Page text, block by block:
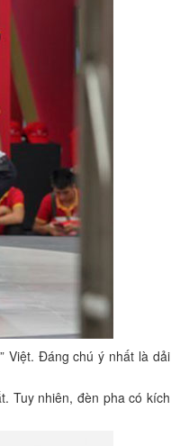
Việt. Đáng chú ý nhất là dải
Tuy nhiên, đèn pha có kích